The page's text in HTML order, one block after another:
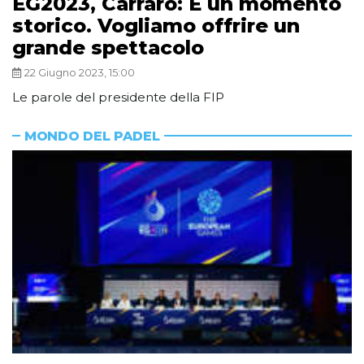
storico. Vogliamo offrire un
grande spettacolo
22 Giugno 2023, 15:00
Le parole del presidente della FIP
MONDO DEL PADEL